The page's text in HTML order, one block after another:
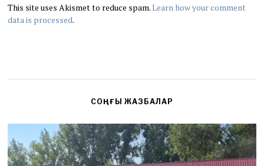
This site uses Akismet to reduce spam.Learn how your comment
data is processed.
СОҢҒЫ ЖАЗБАЛАР